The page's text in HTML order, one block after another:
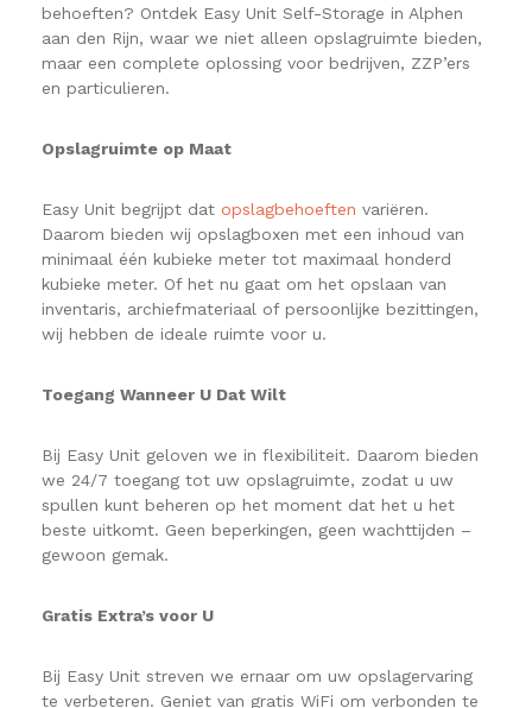
behoeften? Ontdek Easy Unit Self-Storage in Alphen
aan den Rijn, waar we niet alleen opslagruimte bieden,
maar een complete oplossing voor bedrijven, ZZP’ers
en particulieren.
Opslagruimte op Maat
Easy Unit begrijpt dat opslagbehoeften variëren.
Daarom bieden wij opslagboxen met een inhoud van
minimaal één kubieke meter tot maximaal honderd
kubieke meter. Of het nu gaat om het opslaan van
inventaris, archiefmateriaal of persoonlijke bezittingen,
wij hebben de ideale ruimte voor u.
Toegang Wanneer U Dat Wilt
Bij Easy Unit geloven we in flexibiliteit. Daarom bieden
we 24/7 toegang tot uw opslagruimte, zodat u uw
spullen kunt beheren op het moment dat het u het
beste uitkomt. Geen beperkingen, geen wachttijden –
gewoon gemak.
Gratis Extra’s voor U
Bij Easy Unit streven we ernaar om uw opslagervaring
te verbeteren. Geniet van gratis WiFi om verbonden te